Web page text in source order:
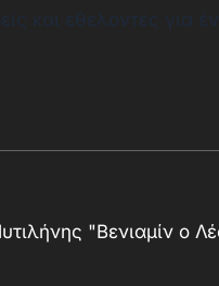
και εθελοντές για
"Βενιαμίν ο